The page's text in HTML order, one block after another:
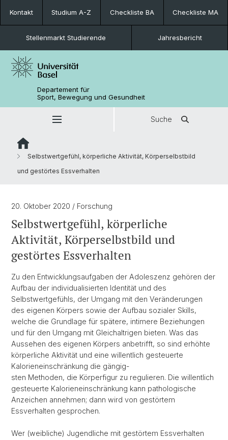
Kontakt Studium A-Z Checkliste BA Checkliste MA
Stellenmarkt Studierende Jahresbericht
Departement für
Sport, Bewegung und Gesundheit
Suche
Selbstwertgefühl, körperliche Aktivität, Körperselbstbild
und gestörtes Essverhalten
20. Oktober 2020 / Forschung
Selbstwertgefühl, körperliche
Aktivität, Körperselbstbild und
gestörtes Essverhalten
Zu den Entwicklungsaufgaben der Adoleszenz gehören der
Aufbau der individualisierten Identität und des
Selbstwertgefühls, der Umgang mit den Veränderungen
des eigenen Körpers sowie der Aufbau sozialer Skills,
welche die Grundlage für spätere, intimere Beziehungen
und für den Umgang mit Gleichaltrigen bieten. Was das
Aussehen des eigenen Körpers anbetrifft, so sind erhöhte
körperliche Aktivität und eine willentlich gesteuerte
Kalorieneinschränkung die gängig-
sten Methoden, die Körperfigur zu regulieren. Die willentlich
gesteuerte Kalorieneinschränkung kann pathologische
Anzeichen annehmen; dann wird von gestörtem
Essverhalten gesprochen.
Wer (weibliche) Jugendliche mit gestörtem Essverhalten